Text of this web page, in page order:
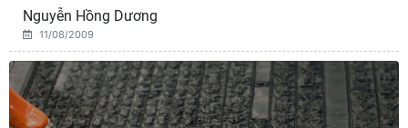
Nguyễn Hồng Dương
11/08/2009